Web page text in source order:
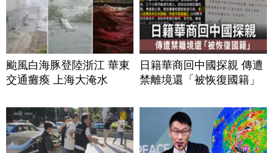
颱風白海豚登陸浙江 華東
交通癱瘓 上海大淹水
日籍華商回中國探親 傳遭
禁離境還「被恢復國籍」